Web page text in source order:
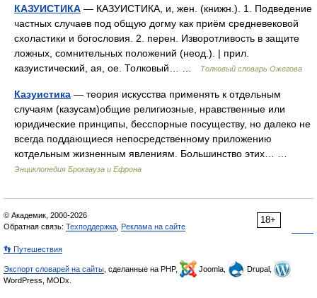
КАЗУИСТИКА — КАЗУИСТИКА, и, жен. (книжн.). 1. Подведение
частных случаев под общую догму как приём средневековой
схоластики и богословия. 2. перен. Изворотливость в защите
ложных, сомнительных положений (неод.). | прил.
казуистический, ая, ое. Толковый… …
Толковый словарь Ожегова
Казуистика — теория искусства применять к отдельным
случаям (казусам)общие религиозные, нравственные или
юридические принципы, бесспорные посуществу, но далеко не
всегда поддающиеся непосредственному приложению
котдельным жизненным явлениям. Большинство этих… …
Энциклопедия Брокгауза и Ефрона
18+
© Академик, 2000-2026
Обратная связь: Техподдержка Реклама на сайте
👣 Путешествия
Экспорт словарей на сайты , сделанные на PHP, Joomla,
Drupal,
WordPress, MODx.